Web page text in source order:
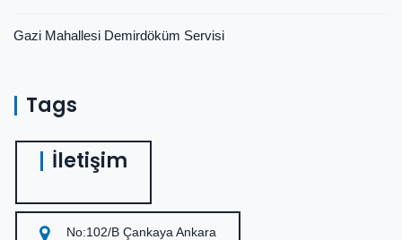
Gazi Mahallesi Demirdöküm Servisi
Tags
İletişim
No:102/B Çankaya Ankara